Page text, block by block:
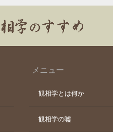
メニュー
観相学とは何か
観相学の嘘